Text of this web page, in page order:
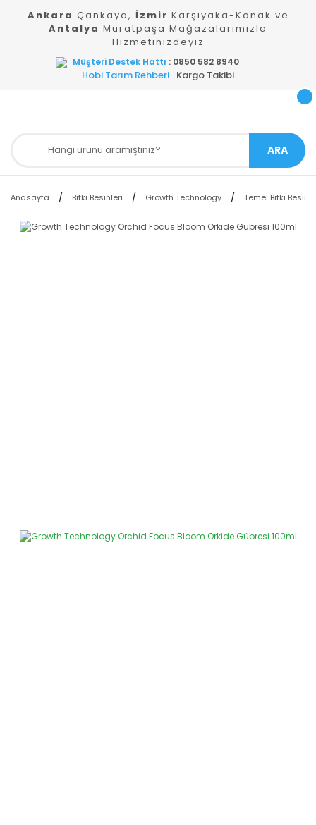
Ankara Çankaya, İzmir Karşıyaka-Konak ve
Antalya Muratpaşa Mağazalarımızla
Hizmetinizdeyiz
Müşteri Destek Hattı : 0850 582 8940
Hobi Tarım Rehberi Kargo Takibi
ARA
Anasayfa Bitki Besinleri Growth Technology Temel Bitki